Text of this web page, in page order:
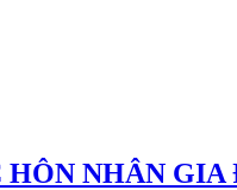
NHÂN